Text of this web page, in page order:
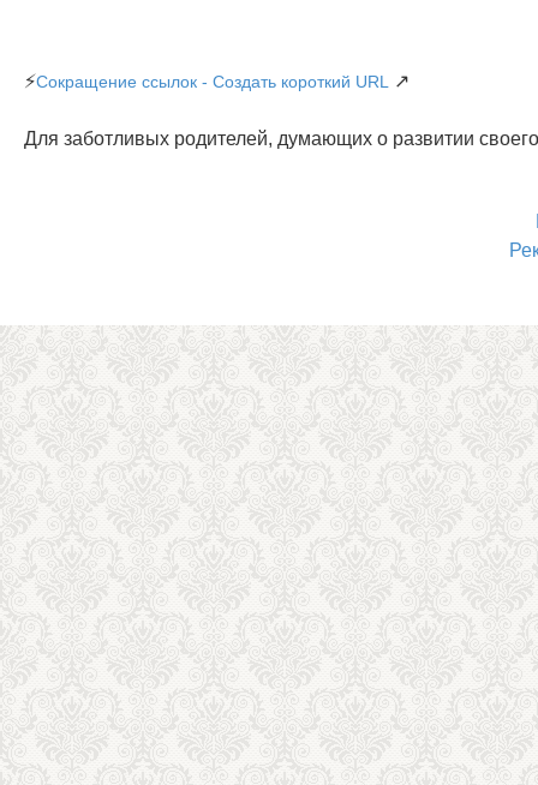
⚡Сокращение ссылок - Создать короткий URL ↗
Для заботливых родителей, думающих о развитии